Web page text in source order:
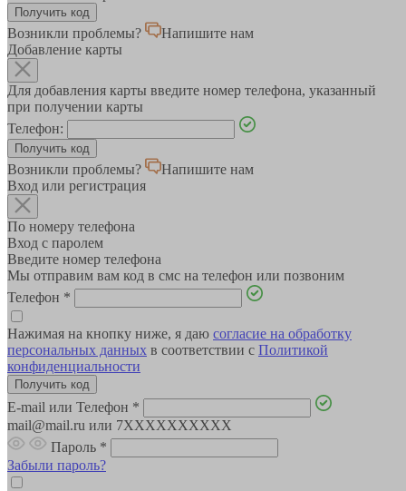
Возникли проблемы?
Напишите нам
Добавление карты
Для добавления карты введите номер телефона, указанный
при получении карты
Телефон:
Возникли проблемы?
Напишите нам
Вход или регистрация
По номеру телефона
Вход с паролем
Введите номер телефона
Мы отправим вам код в смс на телефон или позвоним
Телефон *
Нажимая на кнопку ниже, я даю согласие на обработку
персональных данных в соответствии с Политикой
конфиденциальности
E-mail или Телефон *
mail@mail.ru или 7XXXXXXXXXX
Пароль *
Забыли пароль?